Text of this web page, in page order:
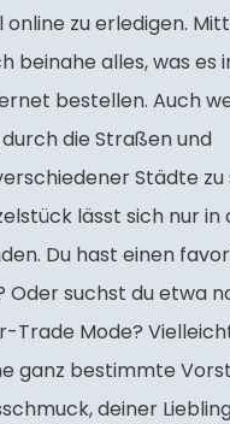
online zu erledigen.
beinahe alles, was es
bestellen. Auch
die Straßen und
Städte
lässt sich nur in
Du hast einen
Oder suchst du etwa
Trade Mode?
ganz bestimmte
deiner